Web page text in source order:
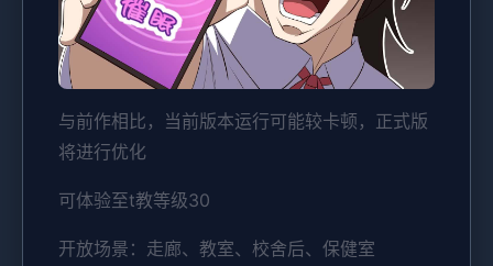
与前作相比，当前版本运行可能较卡顿，正式版
将进行优化
可体验至t教等级30
开放场景：走廊、教室、校舍后、保健室